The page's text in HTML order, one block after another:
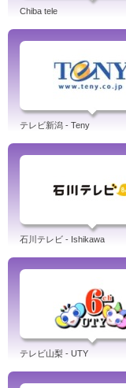
Chiba tele
テレビ新潟 - Teny
石川テレビ - Ishikawa
テレビ山梨 - UTY